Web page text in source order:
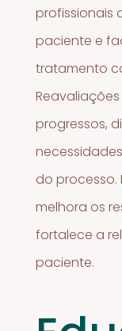
profissionais
paciente e
tratamento
progressos,
do processo.
melhora os
fortalece a
paciente.